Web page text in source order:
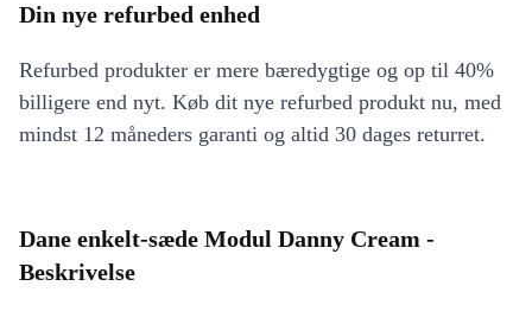
Din nye refurbed enhed
Refurbed produkter er mere bæredygtige og op til 40%
billigere end nyt. Køb dit nye refurbed produkt nu, med
mindst 12 måneders garanti og altid 30 dages returret.
Dane enkelt-sæde Modul Danny Cream -
Beskrivelse